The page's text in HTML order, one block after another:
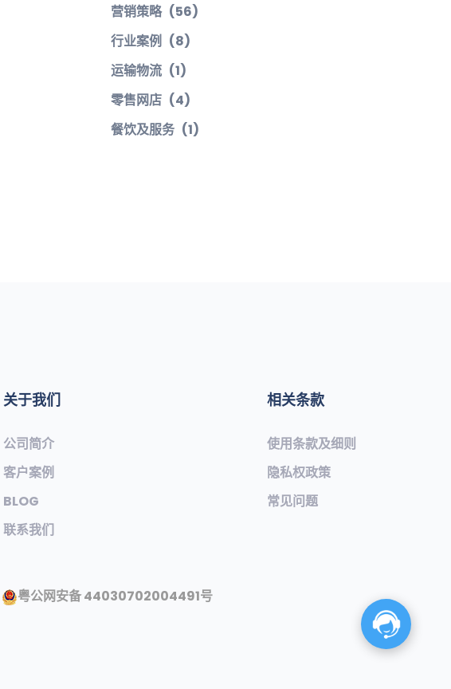
营销策略 (56)
行业案例 (8)
运输物流 (1)
零售网店 (4)
餐饮及服务 (1)
关于我们
公司简介
客户案例
BLOG
联系我们
相关条款
使用条款及细则
隐私权政策
常见问题​
粤公网安备 44030702004491号